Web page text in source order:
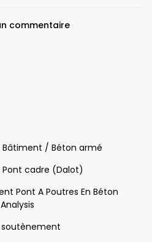
commentaire
Bâtiment / Béton armé
cadre (Dalot)
Pont A Poutres En Béton